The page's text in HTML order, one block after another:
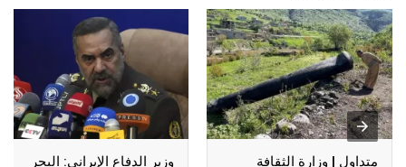
متداول | وزارة الثقافة وزير الدفاع الإيراني: البحر